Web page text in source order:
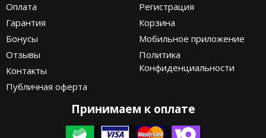
Оплата
Гарантия
Бонусы
Отзывы
Контакты
Публичная оферта
Регистрация
Корзина
Мобильное приложение
Политика
Конфиденциальности
Принимаем к оплате